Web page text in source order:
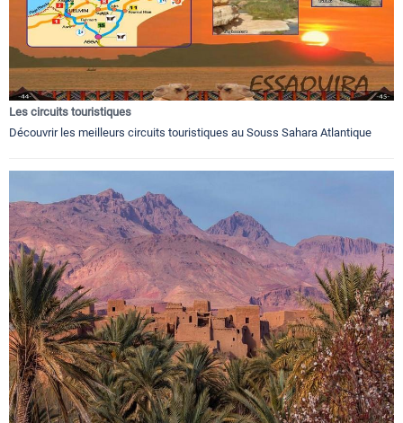
Les circuits touristiques
Découvrir les meilleurs circuits touristiques au Souss Sahara Atlantique